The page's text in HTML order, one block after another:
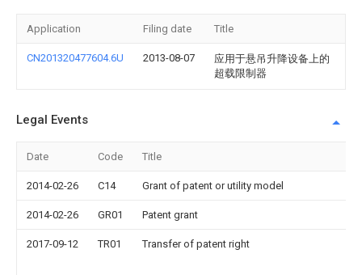
Application Filing date Title
CN201320477604.6U 2013-08-07
应用于悬吊升降设备上的
超载限制器
Legal Events
Date Code Title
2014-02-26 C14 Grant of patent or utility model
2014-02-26 GR01 Patent grant
2017-09-12 TR01 Transfer of patent right